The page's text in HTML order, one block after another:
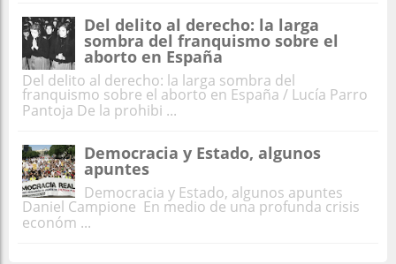
Del delito al derecho: la larga
sombra del franquismo sobre el
aborto en España
Del delito al derecho: la larga sombra del
franquismo sobre el aborto en España / Lucía Parro
Pantoja De la prohibi ...
Democracia y Estado, algunos
apuntes
Democracia y Estado, algunos apuntes
Daniel Campione En medio de una profunda crisis
económ ...